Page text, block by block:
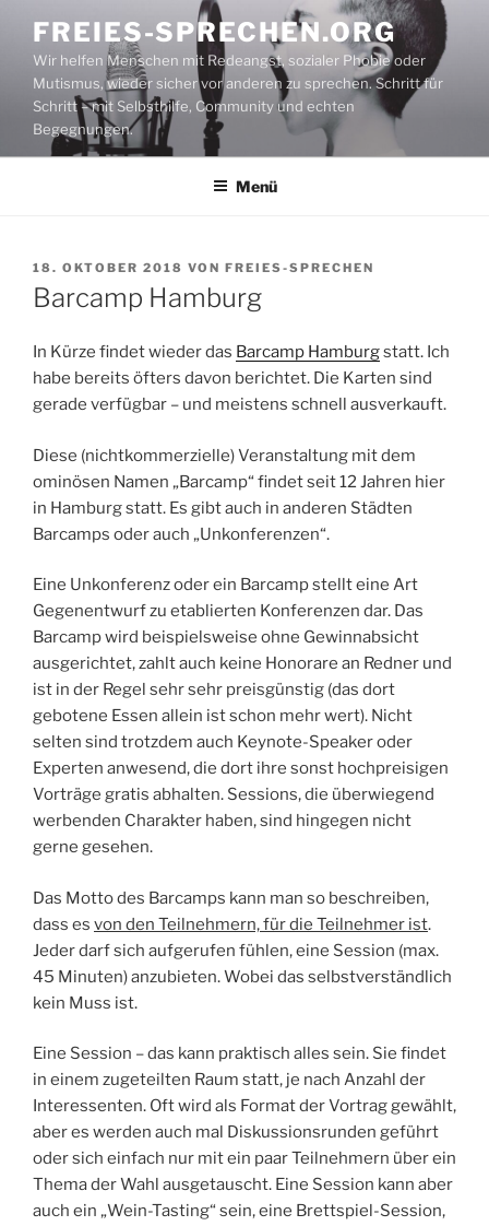
Inhalt
springen
FREIES-SPRECHEN.ORG
Wir helfen Menschen mit Redeangst, sozialer Phobie oder
Mutismus, wieder sicher vor anderen zu sprechen. Schritt für
Schritt – mit Selbsthilfe, Community und echten
Begegnungen.
Menü
VERÖFFENTLICHT
AM
18. OKTOBER 2018 VON FREIES-SPRECHEN
Barcamp Hamburg
In Kürze findet wieder das Barcamp Hamburgstatt. Ich
habe bereits öfters davon berichtet. Die Karten sind
gerade verfügbar – und meistens schnell ausverkauft.
Diese (nichtkommerzielle) Veranstaltung mit dem
ominösen Namen „Barcamp“ findet seit 12 Jahren hier
in Hamburg statt. Es gibt auch in anderen Städten
Barcamps oder auch „Unkonferenzen“.
Eine Unkonferenz oder ein Barcamp stellt eine Art
Gegenentwurf zu etablierten Konferenzen dar. Das
Barcamp wird beispielsweise ohne Gewinnabsicht
ausgerichtet, zahlt auch keine Honorare an Redner und
ist in der Regel sehr sehr preisgünstig (das dort
gebotene Essen allein ist schon mehr wert). Nicht
selten sind trotzdem auch Keynote-Speaker oder
Experten anwesend, die dort ihre sonst hochpreisigen
Vorträge gratis abhalten. Sessions, die überwiegend
werbenden Charakter haben, sind hingegen nicht
gerne gesehen.
Das Motto des Barcamps kann man so beschreiben,
dass es von den Teilnehmern, für die Teilnehmer ist.
Jeder darf sich aufgerufen fühlen, eine Session (max.
45 Minuten) anzubieten. Wobei das selbstverständlich
kein Muss ist.
Eine Session – das kann praktisch alles sein. Sie findet
in einem zugeteilten Raum statt, je nach Anzahl der
Interessenten. Oft wird als Format der Vortrag gewählt,
aber es werden auch mal Diskussionsrunden geführt
oder sich einfach nur mit ein paar Teilnehmern über ein
Thema der Wahl ausgetauscht. Eine Session kann aber
auch ein „Wein-Tasting“ sein, eine Brettspiel-Session,